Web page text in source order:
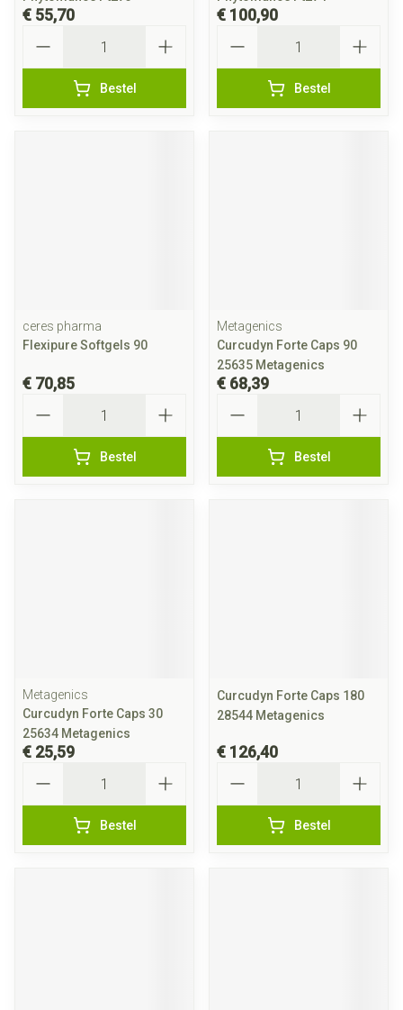
€ 55,70
Bestel
€ 100,90
Bestel
ceres pharma
Flexipure Softgels 90
€ 70,85
Bestel
Metagenics
Curcudyn Forte Caps 90
25635 Metagenics
€ 68,39
Bestel
Metagenics
Curcudyn Forte Caps 30
25634 Metagenics
€ 25,59
Bestel
Curcudyn Forte Caps 180
28544 Metagenics
€ 126,40
Bestel